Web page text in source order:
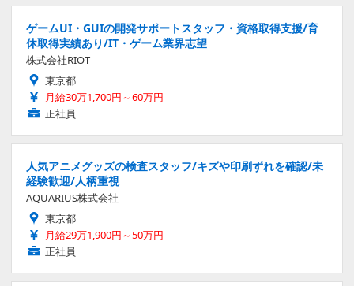
ゲームUI・GUIの開発サポートスタッフ・資格取得支援/育
休取得実績あり/IT・ゲーム業界志望
株式会社RIOT
東京都
月給30万1,700円～60万円
正社員
人気アニメグッズの検査スタッフ/キズや印刷ずれを確認/未
経験歓迎/人柄重視
AQUARIUS株式会社
東京都
月給29万1,900円～50万円
正社員